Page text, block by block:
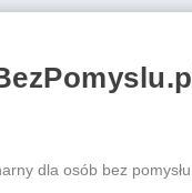
dla osób bez